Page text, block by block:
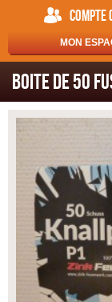
COMPTE
MON
BOITE DE 50